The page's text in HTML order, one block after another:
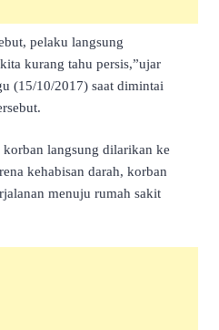
pelaku langsung
kurang tahu persis,”ujar
(15/10/2017) saat dimintai
korban langsung dilarikan ke
kehabisan darah, korban
menuju rumah sakit